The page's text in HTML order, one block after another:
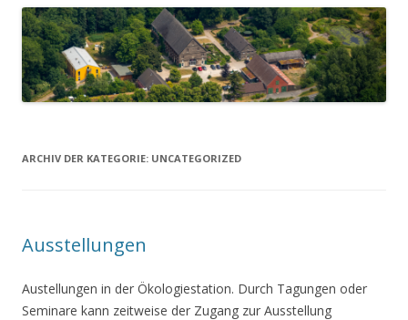
ARCHIV DER KATEGORIE: UNCATEGORIZED
Ausstellungen
Austellungen in der Ökologiestation. Durch Tagungen oder
Seminare kann zeitweise der Zugang zur Ausstellung